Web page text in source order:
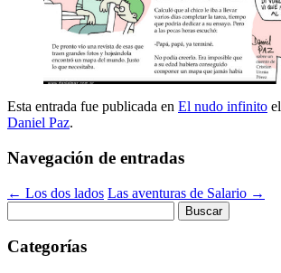
Esta entrada fue publicada en El nudo infinito el
Daniel Paz.
Navegación de entradas
← Los dos lados Las aventuras de Salario →
Categorías